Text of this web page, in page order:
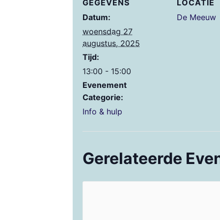
GEGEVENS
Datum:
woensdag 27
augustus, 2025
Tijd:
13:00 - 15:00
Evenement
Categorie:
Info & hulp
LOCATIE
De Meeuw
Gerelateerde